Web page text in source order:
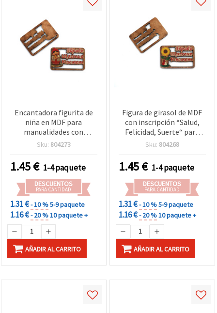
Encantadora figurita de
niña en MDF para
manualidades con
inscripción “Salud,
33x50x3 mm, Pack de 5
Sku: 804273
1.45€ 1-4 paquete
DESCUENTOS
PARA CANTIDAD
1.31 €- 10 %5-9 paquete
1.16 €- 20 %10 paquete +
AÑADIR AL CARRITO
Figura de girasol de MDF
con inscripción “Salud,
Felicidad, Suerte“ para
manualidades, 33x50x3
Sku: 804268
1.45€ 1-4 paquete
DESCUENTOS
PARA CANTIDAD
1.31 €- 10 %5-9 paquete
1.16 €- 20 %10 paquete +
AÑADIR AL CARRITO